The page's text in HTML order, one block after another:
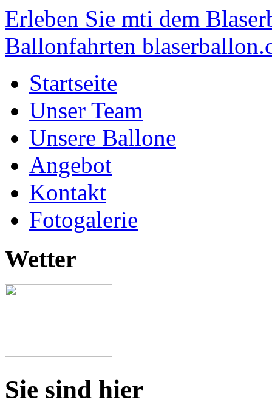
Erleben Sie mti dem
Ballonfahrten
Startseite
Unser Team
Unsere Ballone
Angebot
Kontakt
Fotogalerie
Wetter
Sie sind hier